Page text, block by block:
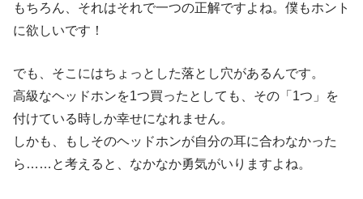
もちろん、それはそれで一つの正解ですよね。僕もホント
に欲しいです！
でも、そこにはちょっとした落とし穴があるんです。
高級なヘッドホンを1つ買ったとしても、その「1つ」を
付けている時しか幸せになれません。
しかも、もしそのヘッドホンが自分の耳に合わなかった
ら……と考えると、なかなか勇気がいりますよね。